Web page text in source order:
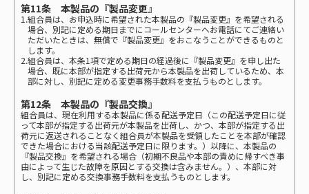
第11条 本製品の『製品変更』
1.組合員は、お申込時に希望された本製品の『製品変更』を希望される
場合、別記に定める期日までにコールセンターへお電話にてご連絡い
ただいたときは、無償で『製品変更』をおこなうことができるものと
します。
2.組合員は、本条1項で定める期日の経過後に『製品変更』を申し出た
場合、既に本部が指定する出荷元から本製品を出荷しているため、本
部に対し、別記に定める変更事務手数料を支払うものとします。
第12条 本製品の『製品交換』
組合員は、現在利用する本製品に係る配送予定日（この配送予定日に従
って本部が指定する出荷元が本製品を出荷し、かつ、本部が指定する出
荷元に返送されることなく組合員が本製品を受領したことを本部が確認
できた場合における当該配送予定日に限ります。）以降に、本製品の
『製品交換』を希望される場合（初期不良品や本部の責めに帰すべき事
由によって生じた故障を原因とする交換は含みません。）、本部に対
し、別記に定める交換事務手数料を支払うものとします。